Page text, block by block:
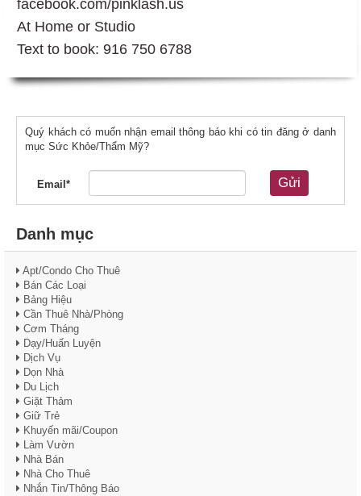
facebook.com/pinklash.us
At Home or Studio
Text to book: 916 750 6788
Quý khách có muốn nhận email thông báo khi có tin đăng ở danh
mục Sức Khỏe/Thẩm Mỹ?
Email* Gửi
Danh mục
Apt/Condo Cho Thuê
Bán Các Loại
Bảng Hiệu
Cần Thuê Nhà/Phòng
Cơm Tháng
Dạy/Huấn Luyện
Dịch Vụ
Dọn Nhà
Du Lịch
Giặt Thảm
Giữ Trẻ
Khuyến mãi/Coupon
Làm Vườn
Nhà Bán
Nhà Cho Thuê
Nhắn Tin/Thông Báo